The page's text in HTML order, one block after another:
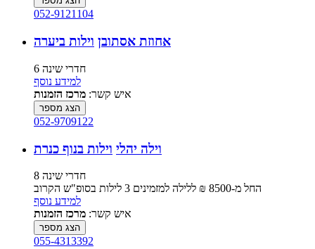
052-9121104
אחוזת אסתובן וילות ביערה
6 חדרי שינה
למידע נוסף
איש קשר: מרכז הזמנות
הצג מספר
052-9709122
וילה יהלי וילות בנוף כנרת
8 חדרי שינה
החל מ-‏8500 ₪ ללילה למזמינים 3 לילות בסופ"ש הקרוב
למידע נוסף
איש קשר: מרכז הזמנות
הצג מספר
055-4313392